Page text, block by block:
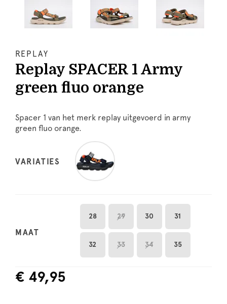
REPLAY
Replay SPACER 1 Army
green fluo orange
Spacer 1 van het merk replay uitgevoerd in army
green fluo orange.
VARIATIES
MAAT
28 29 30 31
32 33 34 35
€ 49,95